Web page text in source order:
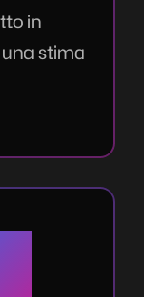
in
stima
sul